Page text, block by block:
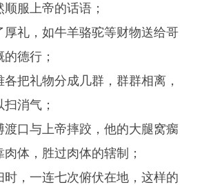
服上帝的话语；
厚礼，如牛羊骆驼等财物送给哥
德行；
把礼物分成几群，群群相离，
消气；
渡口与上帝摔跤，他的大腿窝瘸
体，胜过肉体的辖制；
时，一连七次俯伏在地，这样的